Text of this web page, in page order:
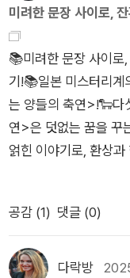
의 소설은 김이삭 작
마음으로 현찬양 작가
들>은 실망스러웠는
한 판본으로 나와있
하지만 호노부의 소설
임. 이 달의 선택은
미려한 문장 사이로,
📚미려한 문장 사이로
기!📚일본 미스터리계
는 양들의 축연>!🐑다
연>은 덧없는 꿈을 꾸
얽힌 이야기로, 환상
는 독서회 중심으로
했던 작품과는 독특하
도로 우리에게 놀라운
스럽고도 기이한 이야
공감 (1) 댓글 (0)
다락방